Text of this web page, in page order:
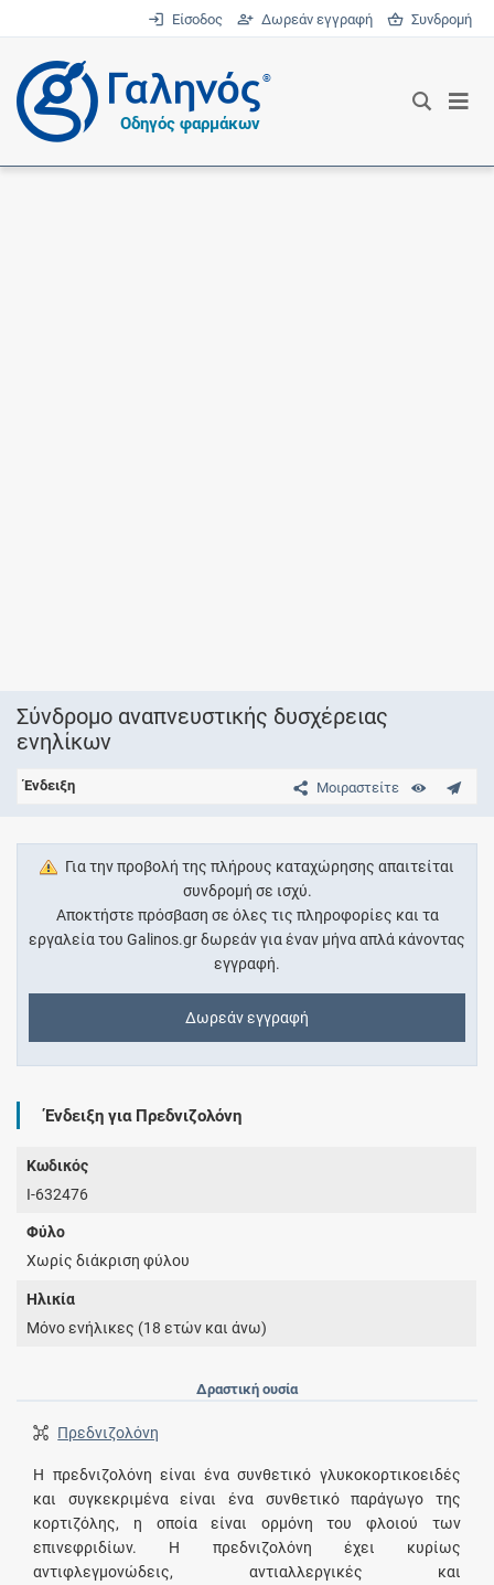
Είσοδος Δωρεάν εγγραφή Συνδρομή
®
Οδηγός φαρμάκων
Σύνδρομο αναπνευστικής δυσχέρειας
ενηλίκων
Μοιραστείτε
Ένδειξη
Για την προβολή της πλήρους καταχώρησης απαιτείται
συνδρομή σε ισχύ.
Αποκτήστε πρόσβαση σε όλες τις πληροφορίες και τα
εργαλεία του Galinos.gr δωρεάν για έναν μήνα απλά κάνοντας
εγγραφή.
Δωρεάν εγγραφή
Ένδειξη για Πρεδνιζολόνη
Κωδικός
I-632476
Φύλο
Χωρίς διάκριση φύλου
Ηλικία
Μόνο ενήλικες (18 ετών και άνω)
Δραστική ουσία
Πρεδνιζολόνη
Η πρεδνιζολόνη είναι ένα συνθετικό γλυκοκορτικοειδές
και συγκεκριμένα είναι ένα συνθετικό παράγωγο της
κορτιζόλης, η οποία είναι ορμόνη του φλοιού των
επινεφριδίων. Η πρεδνιζολόνη έχει κυρίως
αντιφλεγμονώδεις, αντιαλλεργικές και